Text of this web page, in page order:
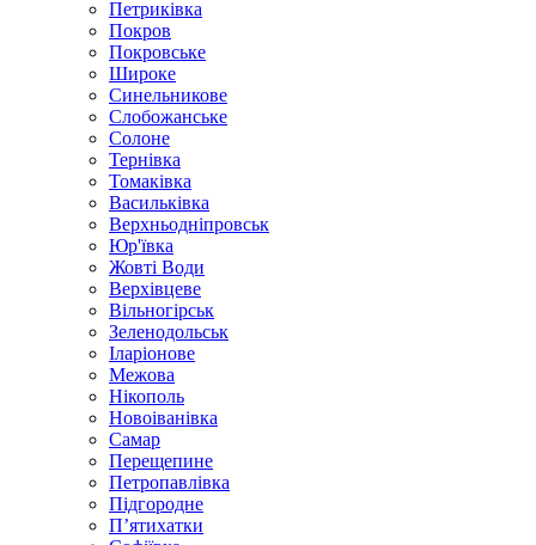
Петриківка
Покров
Покровське
Широке
Синельникове
Слобожанське
Солоне
Тернівка
Томаківка
Васильківка
Верхньодніпровськ
Юр'ївка
Жовті Води
Верхівцеве
Вільногірськ
Зеленодольськ
Іларіонове
Межова
Нікополь
Новоіванівка
Самар
Перещепине
Петропавлівка
Підгородне
П’ятихатки